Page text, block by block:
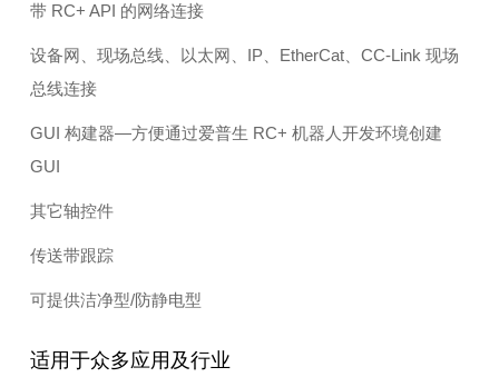
带 RC+ API 的网络连接
设备网、现场总线、以太网、IP、EtherCat、CC-Link 现场
总线连接
GUI 构建器—方便通过爱普生 RC+ 机器人开发环境创建
GUI
其它轴控件
传送带跟踪
可提供洁净型/防静电型
适用于众多应用及行业